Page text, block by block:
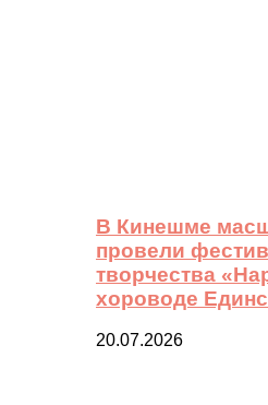
В Кинешме
провели
творчества
хороводе
20.07.2026